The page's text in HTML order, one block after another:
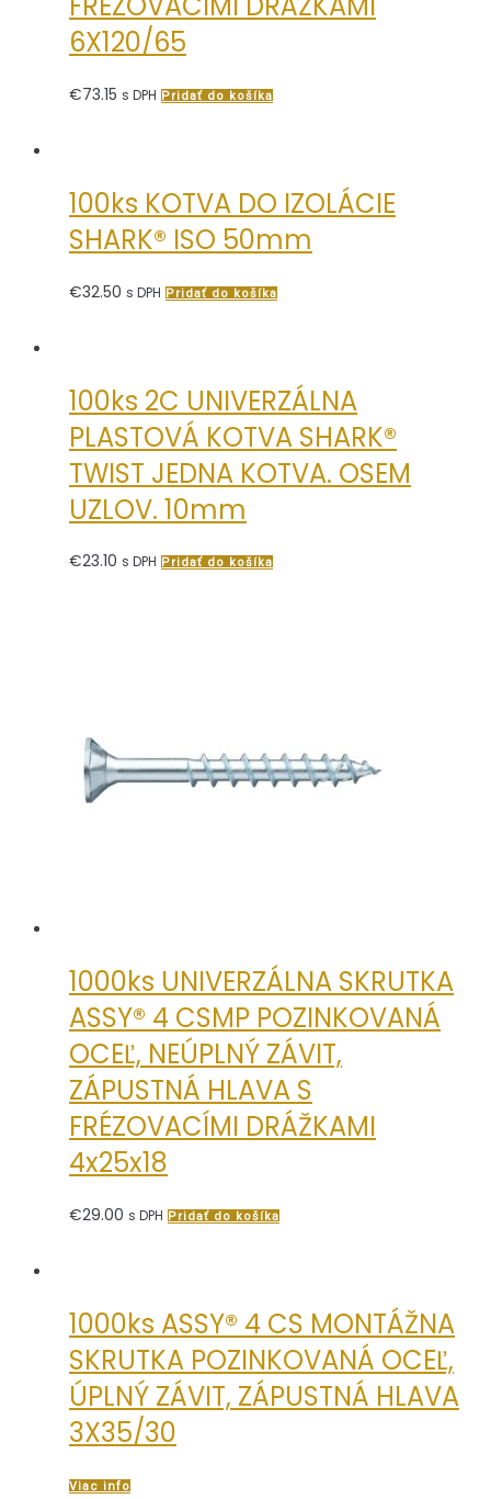
6X120/65
€73.15 s DPH Pridať do košíka
100ks KOTVA DO IZOLÁCIE
SHARK® ISO 50mm
€32.50 s DPH Pridať do košíka
100ks 2C UNIVERZÁLNA
PLASTOVÁ KOTVA SHARK®
TWIST JEDNA KOTVA. OSEM
UZLOV. 10mm
€23.10 s DPH Pridať do košíka
1000ks UNIVERZÁLNA SKRUTKA
ASSY® 4 CSMP POZINKOVANÁ
OCEĽ, NEÚPLNÝ ZÁVIT,
ZÁPUSTNÁ HLAVA S
FRÉZOVACÍMI DRÁŽKAMI
4x25x18
€29.00 s DPH Pridať do košíka
1000ks ASSY® 4 CS MONTÁŽNA
SKRUTKA POZINKOVANÁ OCEĽ,
ÚPLNÝ ZÁVIT, ZÁPUSTNÁ HLAVA
3X35/30
Viac info